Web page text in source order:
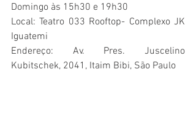
Domingo às 15h30 e 19h30
Local: Teatro 033 Rooftop- Complexo JK
Iguatemi
Endereço: Av. Pres. Juscelino
Kubitschek, 2041, Itaim Bibi, São Paulo